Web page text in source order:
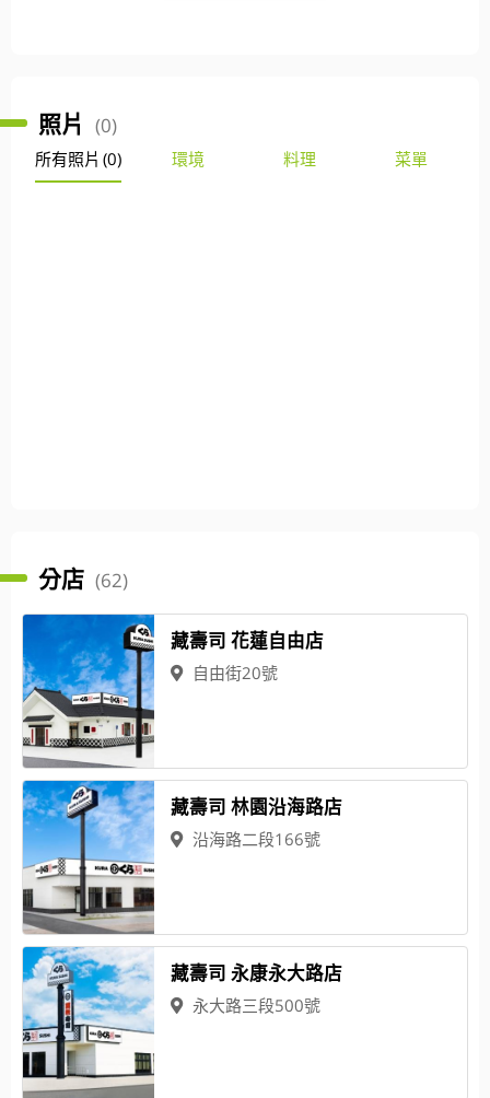
照片 (0)
所有照片 (0) 環境 料理 菜單
分店 (62)
藏壽司 花蓮自由店
自由街20號
藏壽司 林園沿海路店
沿海路二段166號
藏壽司 永康永大路店
永大路三段500號